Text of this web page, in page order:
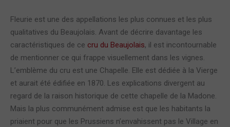
Fleurie est une des appellations les plus connues et les plus
qualitatives du Beaujolais. Avant de décrire davantage les
caractéristiques de ce cru du Beaujolais, il est incontournable
de mentionner ce qui frappe visuellement dans les vignes.
L’emblème du cru est une Chapelle. Elle est dédiée à la Vierge
et aurait été édifiée en 1870. Les explications divergent au
regard de la raison historique de cette chapelle de la Madone.
Mais la plus communément admise est que les habitants la
priaient pour que les Prussiens n’envahissent pas le Village en